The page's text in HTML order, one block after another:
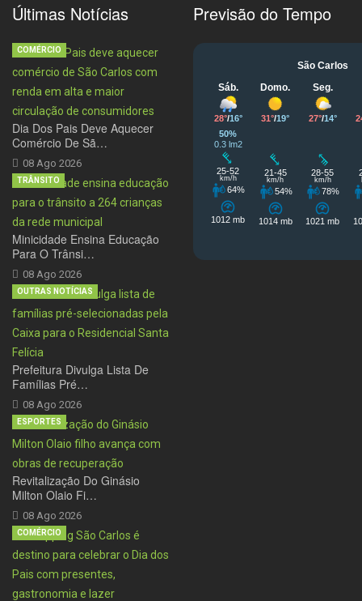
Últimas Notícias
Dia Dos Pais Deve Aquecer
Comércio De Sã…
08 Ago 2026
COMÉRCIO
Minicidade Ensina Educação
Para O Trânsi…
08 Ago 2026
TRÂNSITO
Prefeitura Divulga Lista De
Famílias Pré…
08 Ago 2026
OUTRAS NOTÍCIAS
Revitalização Do Ginásio
Milton Olaio Fi…
08 Ago 2026
ESPORTES
COMÉRCIO
Previsão do Tempo